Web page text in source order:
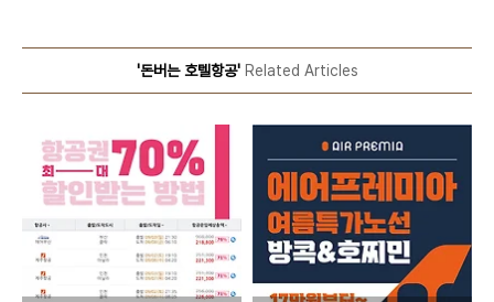
'돈버는 호텔항공'Related Articles